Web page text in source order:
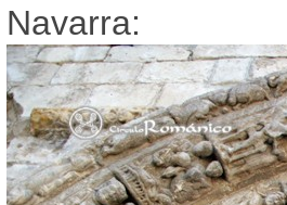
Navarra: